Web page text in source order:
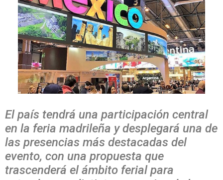
El país tendrá una participación central
en la feria madrileña y desplegará una de
las presencias más destacadas del
evento, con una propuesta que
trascenderá el ámbito ferial para